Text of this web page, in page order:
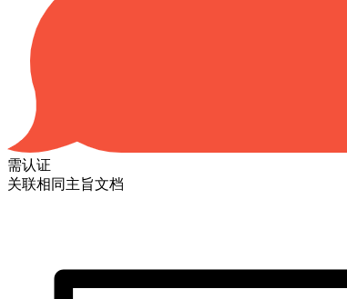
需认证
关联相同主旨文档